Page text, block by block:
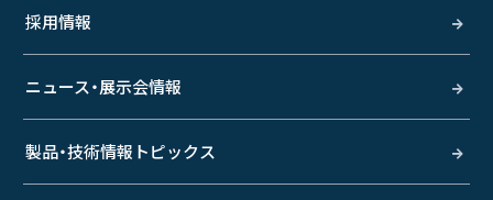
採用情報
ニュース・展示会情報
製品・技術情報トピックス